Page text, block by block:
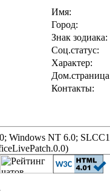
Имя:
Город:
Знак зодиака:
Соц.статус:
Характер:
Контакты:
Windows NT 6.0;